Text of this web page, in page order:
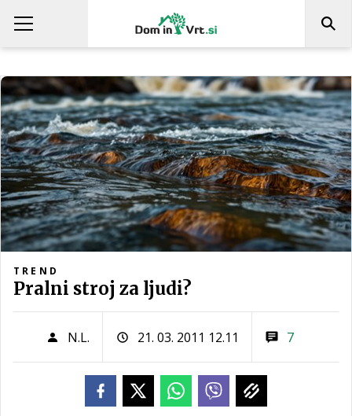
TREND
Pralni stroj za ljudi?
N.L. 21. 03. 2011 12.11 7